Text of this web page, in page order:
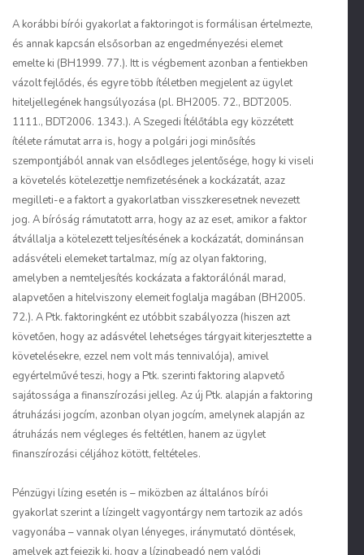
A korábbi bírói gyakorlat a faktoringot is formálisan értelmezte,
és annak kapcsán elsősorban az engedményezési elemet
emelte ki (BH1999. 77.). Itt is végbement azonban a fentiekben
vázolt fejlődés, és egyre több ítéletben megjelent az ügylet
hiteljellegének hangsúlyozása (pl. BH2005. 72., BDT2005.
1111., BDT2006. 1343.). A Szegedi Ítélőtábla egy közzétett
ítélete rámutat arra is, hogy a polgári jogi minősítés
szempontjából annak van elsődleges jelentősége, hogy ki viseli
a követelés kötelezettje nemfizetésének a kockázatát, azaz
megilleti-e a faktort a gyakorlatban visszkeresetnek nevezett
jog. A bíróság rámutatott arra, hogy az az eset, amikor a faktor
átvállalja a kötelezett teljesítésének a kockázatát, dominánsan
adásvételi elemeket tartalmaz, míg az olyan faktoring,
amelyben a nemteljesítés kockázata a faktorálónál marad,
alapvetően a hitelviszony elemeit foglalja magában (BH2005.
72.). A Ptk. faktoringként ez utóbbit szabályozza (hiszen azt
követően, hogy az adásvétel lehetséges tárgyait kiterjesztette a
követelésekre, ezzel nem volt más tennivalója), amivel
egyértelművé teszi, hogy a Ptk. szerinti faktoring alapvető
sajátossága a finanszírozási jelleg. Az új Ptk. alapján a faktoring
átruházási jogcím, azonban olyan jogcím, amelynek alapján az
átruházás nem végleges és feltétlen, hanem az ügylet
finanszírozási céljához kötött, feltételes.
Pénzügyi lízing esetén is – miközben az általános bírói
gyakorlat szerint a lízingelt vagyontárgy nem tartozik az adós
vagyonába – vannak olyan lényeges, iránymutató döntések,
amelyek azt fejezik ki, hogy a lízingbeadó nem valódi